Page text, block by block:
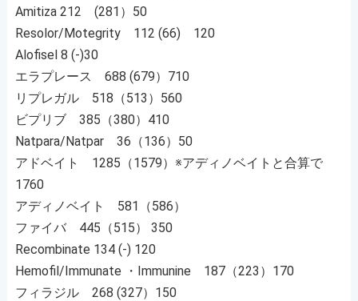
Amitiza 212 (281）50
Resolor/Motegrity 112 (66) 120
Alofisel 8 (-)30
エラプレース 688 (679）710
リプレガル 518（513）560
ビプリブ 385（380）410
Natpara/Natpar 36（136）50
アドベイト 1285（1579）※アディノベイトと合算で
1760
アディノベイト 581（586）
ファイバ 445（515） 350
Recombinate 134 (-) 120
Hemofil/Immunate ・Immunine 187（223）170
フィラジル 268 (327）150